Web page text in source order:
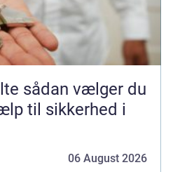
du
til sikkerhed i
06 August 2026